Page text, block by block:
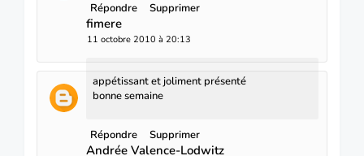
Répondre Supprimer
fimere
11 octobre 2010 à 20:13
appétissant et joliment présenté
bonne semaine
Répondre Supprimer
Andrée Valence-Lodwitz